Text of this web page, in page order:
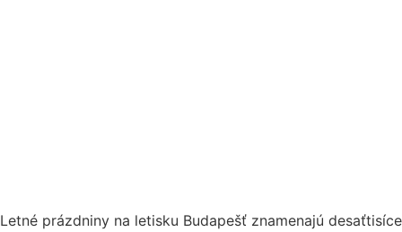
Letné prázdniny na letisku Budapešť znamenajú desaťtisíce